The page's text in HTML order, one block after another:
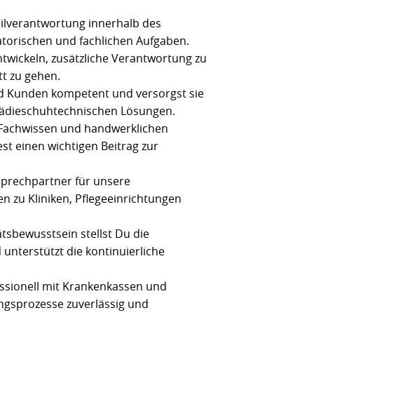
innerhalb des
und fachlichen Aufgaben.
zusätzliche Verantwortung zu
zu gehen.
Kunden kompetent und versorgst sie
Lösungen.
und handwerklichen
einen wichtigen Beitrag zur
für unsere
zu Kliniken, Pflegeeinrichtungen
stellst Du die
unterstützt die kontinuierliche
mit Krankenkassen und
zuverlässig und